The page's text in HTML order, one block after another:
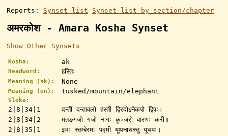
Reports: Synset list Synset list by section/chapter
अमरकोश - Amara Kosha Synset
Show Other Synsets
Kosha: ak
Headword: हस्तिः
Meaning (sk): None
Meaning (en): tusked/mountain/elephant
Sloka:
2|8|34|1
दन्ती दन्तावलो हस्ती द्विरदोऽनेकपो द्विपः।
2|8|34|2
मतङ्गजो गजो नागः कुञ्जरो वारणः करी॥
2|8|35|1
इभः स्तम्बेरमः पद्मी यूथनाथस्तु यूथपः।